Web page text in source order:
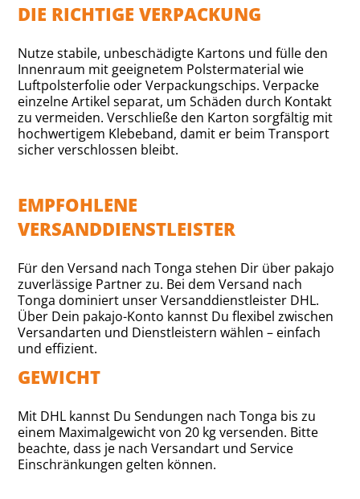
DIE RICHTIGE VERPACKUNG
Nutze stabile, unbeschädigte Kartons und fülle den
Innenraum mit geeignetem Polstermaterial wie
Luftpolsterfolie oder Verpackungschips. Verpacke
einzelne Artikel separat, um Schäden durch Kontakt
zu vermeiden. Verschließe den Karton sorgfältig mit
hochwertigem Klebeband, damit er beim Transport
sicher verschlossen bleibt.
EMPFOHLENE
VERSANDDIENSTLEISTER
Für den Versand nach Tonga stehen Dir über pakajo
zuverlässige Partner zu. Bei dem Versand nach
Tonga dominiert unser Versanddienstleister DHL.
Über Dein pakajo-Konto kannst Du flexibel zwischen
Versandarten und Dienstleistern wählen – einfach
und effizient.
GEWICHT
Mit DHL kannst Du Sendungen nach Tonga bis zu
einem Maximalgewicht von 20 kg versenden. Bitte
beachte, dass je nach Versandart und Service
Einschränkungen gelten können.